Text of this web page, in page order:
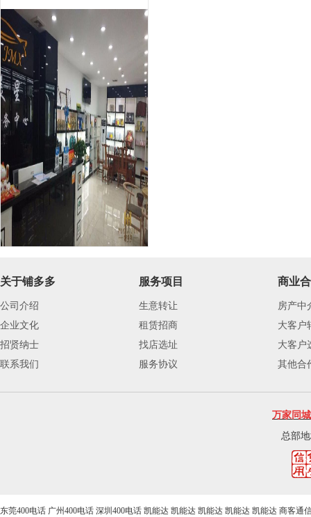
关于铺多多
公司介绍
企业文化
招贤纳士
联系我们
服务项目
生意转让
租赁招商
找店选址
服务协议
商业
房产中
大客户
大客户
其他合
万家同城
总部
东莞400电话 广州400电话 深圳400电话 凯能达 凯能达 凯能达 凯能达 凯能达 商客通